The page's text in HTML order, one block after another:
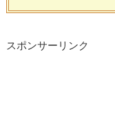
スポンサーリンク